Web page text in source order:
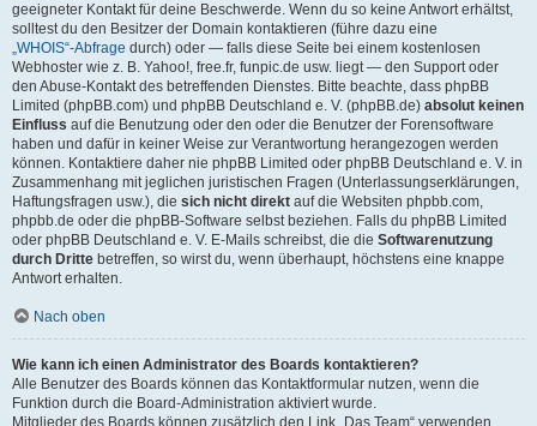
geeigneter Kontakt für deine Beschwerde. Wenn du so keine Antwort erhältst,
solltest du den Besitzer der Domain kontaktieren (führe dazu eine
„WHOIS“-Abfrage durch) oder — falls diese Seite bei einem kostenlosen
Webhoster wie z. B. Yahoo!, free.fr, funpic.de usw. liegt — den Support oder
den Abuse-Kontakt des betreffenden Dienstes. Bitte beachte, dass phpBB
Limited (phpBB.com) und phpBB Deutschland e. V. (phpBB.de) absolut keinen
Einfluss auf die Benutzung oder den oder die Benutzer der Forensoftware
haben und dafür in keiner Weise zur Verantwortung herangezogen werden
können. Kontaktiere daher nie phpBB Limited oder phpBB Deutschland e. V. in
Zusammenhang mit jeglichen juristischen Fragen (Unterlassungserklärungen,
Haftungsfragen usw.), die sich nicht direkt auf die Websiten phpbb.com,
phpbb.de oder die phpBB-Software selbst beziehen. Falls du phpBB Limited
oder phpBB Deutschland e. V. E-Mails schreibst, die die Softwarenutzung
durch Dritte betreffen, so wirst du, wenn überhaupt, höchstens eine knappe
Antwort erhalten.
Nach oben
Wie kann ich einen Administrator des Boards kontaktieren?
Alle Benutzer des Boards können das Kontaktformular nutzen, wenn die
Funktion durch die Board-Administration aktiviert wurde.
Mitglieder des Boards können zusätzlich den Link „Das Team“ verwenden.